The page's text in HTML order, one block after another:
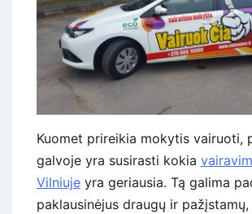
Kuomet prireikia mokytis vairuoti,
galvoje yra susirasti kokia
Vilniuje yra geriausia. Tą galima
paklausinėjus draugų ir